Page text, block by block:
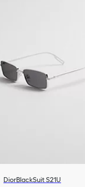
DiorBlackSuit S21U